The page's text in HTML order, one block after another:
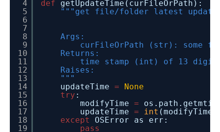
4
5
6
7
8
9
10
11
12
13
14
15
16
17
18
19
def
getUpdateTime(curFileOrPath):
"""get file/folder latest update
Args:
curFileOrPath (str): some
Returns:
time stamp (int) of 13
Raises:
"""
updateTime =
None
try :
modifyTime =
updateTime = int (modifyTime
except
OSError as err:
pass